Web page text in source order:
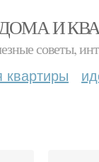
И
советы,
квартиры